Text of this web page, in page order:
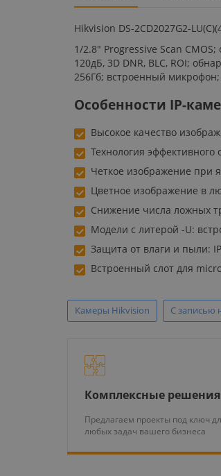
Hikvision DS-2CD2027G2-
1/2.8" Progressive Scan CMOS;
120дБ, 3D DNR, BLC, ROI;
256Гб; встроенный микрофон;
Особенности IP-
Высокое качество
Технология эффективного
Четкое изображение при
Цветное изображение в
Снижение числа ложных
Модели с литерой -U:
Защита от влаги и пыли:
Встроенный слот для
Камеры Hikvision С записью
Комплексные решения
Предлагаем проекты под ключ
любых задач вашего бизнеса